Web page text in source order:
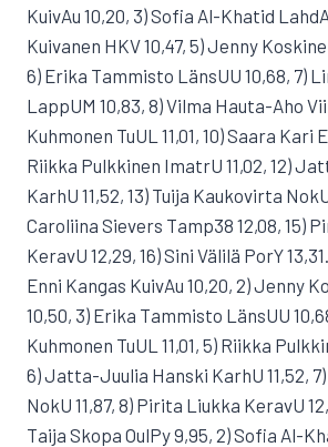
KuivAu 10,20, 3) Sofia Al-Khatid
Kuivanen HKV 10,47, 5) Jenny
6) Erika Tammisto LänsUU 10,68, 7)
LappUM 10,83, 8) Vilma Hauta-Aho
Kuhmonen TuUL 11,01, 10) Saara Kari
Riikka Pulkkinen ImatrU 11,02, 12)
KarhU 11,52, 13) Tuija Kaukovirta NokU
Caroliina Sievers Tamp38 12,08, 15)
KeravU 12,29, 16) Sini Välilä PorY
Enni Kangas KuivAu 10,20, 2) Jenny
10,50, 3) Erika Tammisto LänsUU
Kuhmonen TuUL 11,01, 5) Riikka
6) Jatta-Juulia Hanski KarhU 11,52,
NokU 11,87, 8) Pirita Liukka KeravU
Taija Skopa OulPy 9,95, 2) Sofia Al-